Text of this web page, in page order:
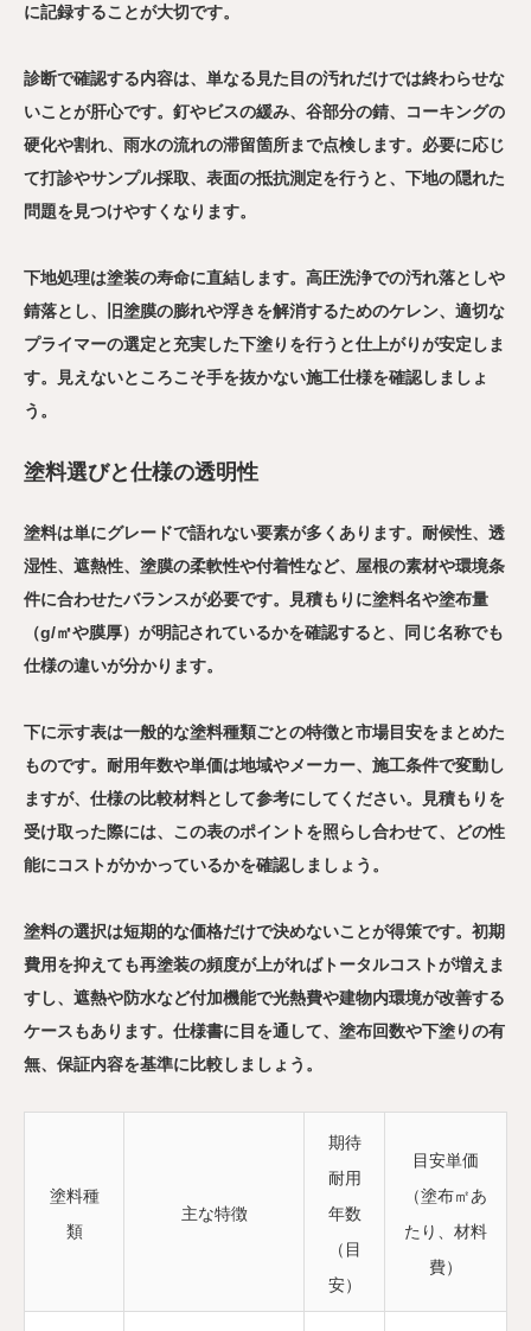
に記録することが大切です。
診断で確認する内容は、単なる見た目の汚れだけでは終わらせな
いことが肝心です。釘やビスの緩み、谷部分の錆、コーキングの
硬化や割れ、雨水の流れの滞留箇所まで点検します。必要に応じ
て打診やサンプル採取、表面の抵抗測定を行うと、下地の隠れた
問題を見つけやすくなります。
下地処理は塗装の寿命に直結します。高圧洗浄での汚れ落としや
錆落とし、旧塗膜の膨れや浮きを解消するためのケレン、適切な
プライマーの選定と充実した下塗りを行うと仕上がりが安定しま
す。見えないところこそ手を抜かない施工仕様を確認しましょ
う。
塗料選びと仕様の透明性
塗料は単にグレードで語れない要素が多くあります。耐候性、透
湿性、遮熱性、塗膜の柔軟性や付着性など、屋根の素材や環境条
件に合わせたバランスが必要です。見積もりに塗料名や塗布量
（g/㎡や膜厚）が明記されているかを確認すると、同じ名称でも
仕様の違いが分かります。
下に示す表は一般的な塗料種類ごとの特徴と市場目安をまとめた
ものです。耐用年数や単価は地域やメーカー、施工条件で変動し
ますが、仕様の比較材料として参考にしてください。見積もりを
受け取った際には、この表のポイントを照らし合わせて、どの性
能にコストがかかっているかを確認しましょう。
塗料の選択は短期的な価格だけで決めないことが得策です。初期
費用を抑えても再塗装の頻度が上がればトータルコストが増えま
すし、遮熱や防水など付加機能で光熱費や建物内環境が改善する
ケースもあります。仕様書に目を通して、塗布回数や下塗りの有
無、保証内容を基準に比較しましょう。
塗料種
類
主な特徴
期待
耐用
年数
（目
安）
目安単価
（塗布㎡あ
たり、材料
費）